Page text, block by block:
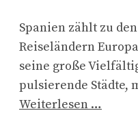
Spanien zählt zu
Reiseländern
seine große
pulsierende Städte,
Weiterlesen …